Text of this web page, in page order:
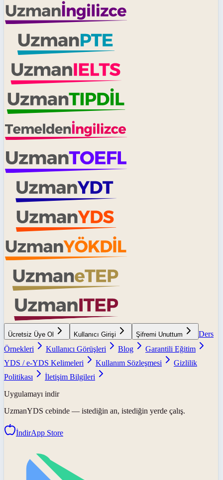
Ücretsiz Üye Ol Kullanıcı Girişi Şifremi Unuttum
Ders
Örnekleri
Kullanıcı Görüşleri Blog
Garantili Eğitim
YDS / e-YDS Kelimeleri
Kullanım Sözleşmesi
Gizlilik
Politikası
İletişim Bilgileri
Uygulamayı indir
UzmanYDS cebinde — istediğin an, istediğin yerde çalış.
İndirApp Store